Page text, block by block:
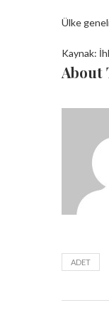
Ülke
Kaynak:
About
ADET